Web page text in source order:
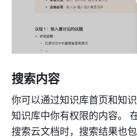
搜索内容
你可以通过知识库首页和知
知识库中你有权限的内容。
搜索云文档时，搜索结果也